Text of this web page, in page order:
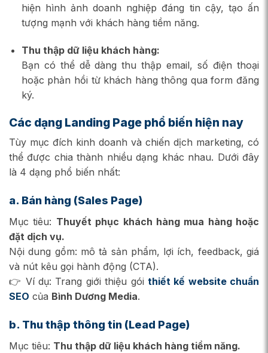
hiện hình ảnh doanh nghiệp đáng tin cậy, tạo ấn
tượng mạnh với khách hàng tiềm năng.
Thu thập dữ liệu khách hàng:
Bạn có thể dễ dàng thu thập email, số điện thoại
hoặc phản hồi từ khách hàng thông qua form đăng
ký.
Các dạng Landing Page phổ biến hiện nay
Tùy mục đích kinh doanh và chiến dịch marketing, có
thể được chia thành nhiều dạng khác nhau. Dưới đây
là 4 dạng phổ biến nhất:
a. Bán hàng (Sales Page)
Mục tiêu: Thuyết phục khách hàng mua hàng hoặc
đặt dịch vụ.
Nội dung gồm: mô tả sản phẩm, lợi ích, feedback, giá
và nút kêu gọi hành động (CTA).
👉 Ví dụ: Trang giới thiệu gói thiết kế website chuẩn
SEO của Bình Dương Media.
b. Thu thập thông tin (Lead Page)
Mục tiêu: Thu thập dữ liệu khách hàng tiềm năng.